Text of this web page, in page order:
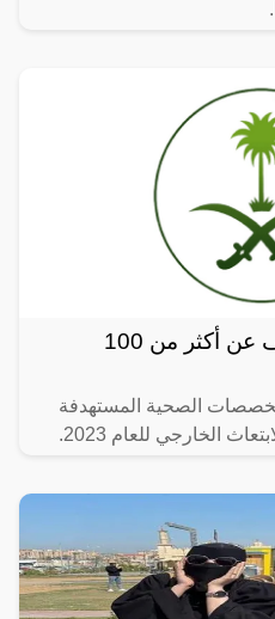
الصحة السعودية تكشف عن أكثر من 100
الصحية المستهدفة
الخارجي للعام 2023.